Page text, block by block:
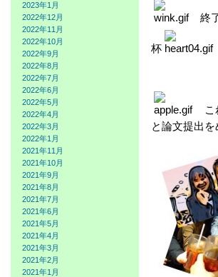
2023年1月
2022年12月
2022年11月
2022年10月
2022年9月
2022年8月
2022年7月
2022年6月
2022年5月
2022年4月
2022年3月
2022年1月
2021年11月
2021年10月
2021年9月
2021年8月
2021年7月
2021年6月
2021年5月
2021年4月
2021年3月
2021年2月
2021年1月
終
杯
こ
と論文提出を